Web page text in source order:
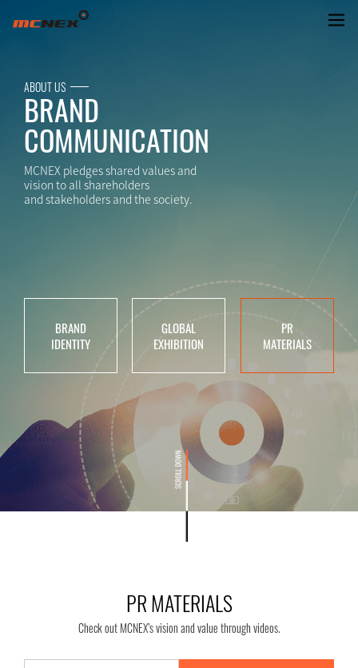
PR MATERIALS
ABOUT US
BRAND
COMMUNICATION
MCNEX pledges shared values and
vision to all shareholders
and stakeholders and the society.
BRAND
IDENTITY
GLOBAL
EXHIBITION
PR
MATERIALS
PR MATERIALS
Check out MCNEX’s vision and value through videos.